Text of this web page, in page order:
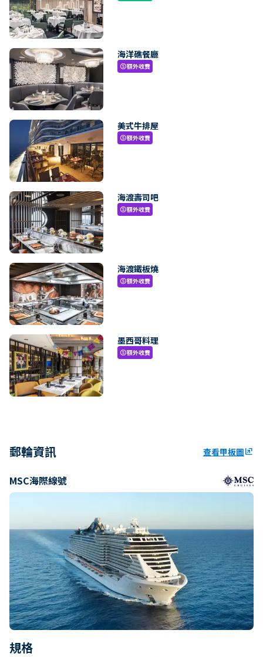
海洋礁餐廳
paid額外收費
美式牛排屋
paid額外收費
海渡壽司吧
paid額外收費
海渡鐵板燒
paid額外收費
墨西哥料理
paid額外收費
郵輪資訊 查看甲板圖ungroup
MSC海際線號
規格